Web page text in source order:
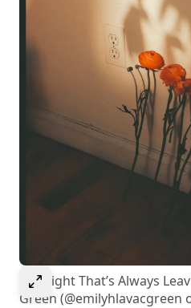
Select to expand image
The Light That’s Always
Green (@emilyhlavacgreen